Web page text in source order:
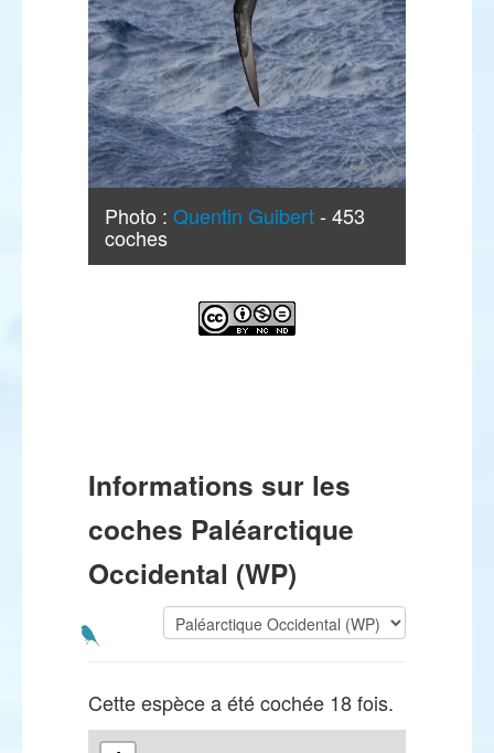
Photo : Quentin Guibert- 453
coches
Informations sur les
coches Paléarctique
Occidental (WP)
Cette espèce a été cochée 18 fois.